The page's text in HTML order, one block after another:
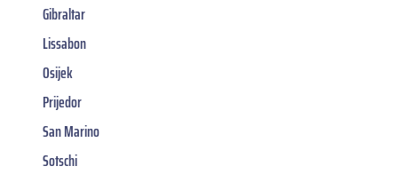
Gibraltar
Lissabon
Osijek
Prijedor
San Marino
Sotschi